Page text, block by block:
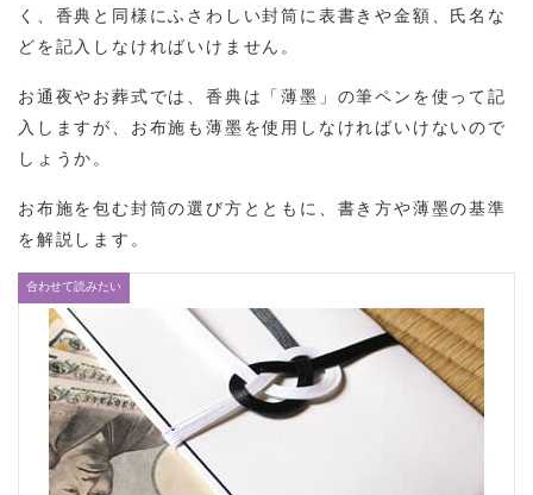
く、香典と同様にふさわしい封筒に表書きや金額、氏名な
どを記入しなければいけません。
お通夜やお葬式では、香典は「薄墨」の筆ペンを使って記
入しますが、お布施も薄墨を使用しなければいけないので
しょうか。
お布施を包む封筒の選び方とともに、書き方や薄墨の基準
を解説します。